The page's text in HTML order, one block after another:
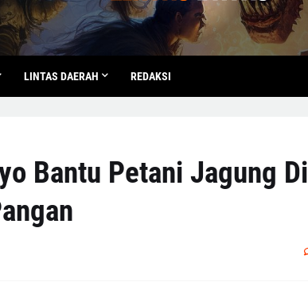
LINTAS DAERAH REDAKSI
Bantu Petani Jagung Di